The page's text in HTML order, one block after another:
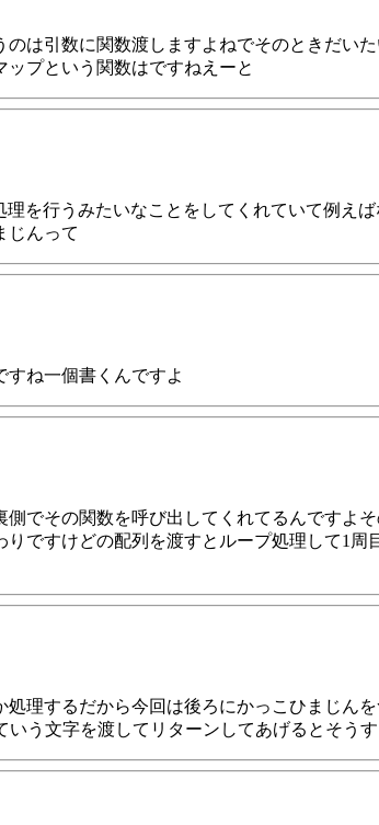
は引数に関数渡しますよねでそのときだい
プという関数はですねえーと
を行うみたいなことをしてくれていて例え
じんって
ね一個書くんですよ
でその関数を呼び出してくれてるんですよ
ですけどの配列を渡すとループ処理して1周
理するだから今回は後ろにかっこひまじん
う文字を渡してリターンしてあげるとそう